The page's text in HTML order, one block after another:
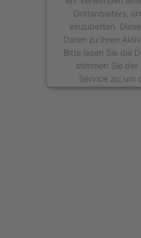
Drittanbieters,
einzubetten.
Daten zu Ihren
Bitte lesen Sie die
stimmen Sie
Service zu, um